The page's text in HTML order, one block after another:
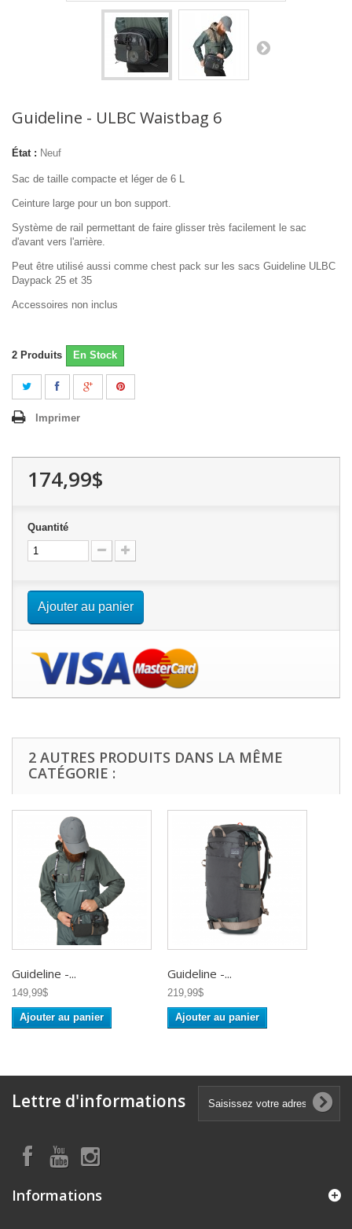
Guideline - ULBC Waistbag 6
État : Neuf
Sac de taille compacte et léger de 6 L
Ceinture large pour un bon support.
Système de rail permettant de faire glisser très facilement le sac
d'avant vers l'arrière.
Peut être utilisé aussi comme chest pack sur les sacs Guideline ULBC
Daypack 25 et 35
Accessoires non inclus
2 Produits En Stock
Imprimer
174,99$
Quantité
Ajouter au panier
2 AUTRES PRODUITS DANS LA MÊME
CATÉGORIE :
Guideline -...
149,99$
Ajouter au panier
Guideline -...
219,99$
Ajouter au panier
Lettre d'informations
Informations